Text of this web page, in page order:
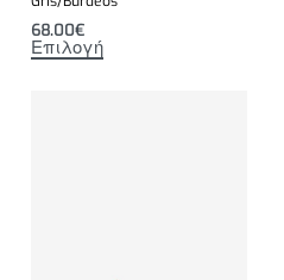
68.00€
Επιλογή